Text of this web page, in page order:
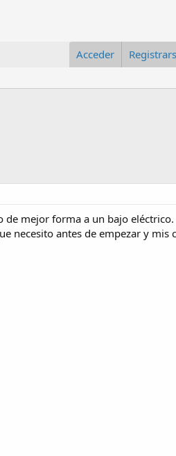
Acceder
de mejor forma a un bajo eléctrico.
necesito antes de empezar y mis